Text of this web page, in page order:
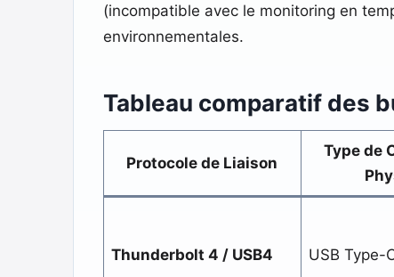
(incompatible avec le monitoring en
environnementales.
Tableau comparatif des
Protocole de Liaison
Type de
Thunderbolt 4 / USB4 USB Type-